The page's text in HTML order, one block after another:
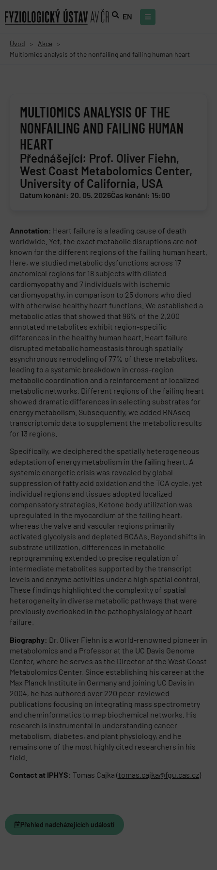
EN
Úvod > Akce >
Multiomics analysis of the nonfailing and failing human heart
MULTIOMICS ANALYSIS OF THE
NONFAILING AND FAILING HUMAN
HEART
Přednášející: Prof. Oliver Fiehn,
West Coast Metabolomics Center,
University of California, USA
Datum konání: 20. 05. 2026Čas konání: 15:00
Annotation: Heart failure is a leading cause of death
worldwide. Yet, the exact metabolic disruptions are not
known for the different regions of the failing human heart.
Here, we studied metabolic dysfunctions across 17
anatomical regions for 18 subjects with dilated
cardiomyopathy and 7 individuals with ischemic
cardiomyopathy, in comparison to 25 donors who died
with otherwise healthy heart functions. We established a
metabolic atlas that showed that 96% of the 2,200
annotated metabolites exhibit region-specific
differences in the healthy human heart. Heart failure
disrupted metabolic homeostasis through spatially
asynchronous remodeling of 77% of these metabolites,
leading to a systemic breakdown in cross-region
metabolic coordination and a reinforcement of localized
metabolic networks. Different regions of the failing heart
showed dramatic differences in selecting substrates for
energy metabolism. Subsequently, we added RNAseq
transcriptomic data to supplement the metabolic results
for 13 regions.
Specifically, we deciphered the spatially heterogeneous
adaptation of energy metabolism in the failing heart. A
systemic energetic crisis was revealed by global
suppression of fatty acid oxidation and the TCA cycle, yet
individual regions and tissues adopted localized
compensatory strategies. Ketone body utilization was
upregulated in the myocardium of the failing heart,
whereas the valve and vascular regions primarily
activated glycolysis and depleted BCAAs. Beyond shifts in
substrate utilization, differences in metabolic
reprogramming extended to precise regulation of
intermediate metabolites supported by the transcript
levels and enzyme activities under a high spatial control.
These findings highlighted the complexity of spatial
heterogeneity in diverse metabolic pathways that were
previously overlooked in the pathophysiology of heart
failure.
Biography: Dr. Oliver Fiehn is a world-renowned pioneer in
metabolomics and a Professor at the UC Davis Genome
Center, where he serves as the Director of the West Coast
Metabolomics Center. Since establishing his career at the
Max Planck Institute in Germany and joining UC Davis in
2004, he has authored over 220 peer-reviewed
publications focusing on integrating mass spectrometry
and cheminformatics to map biochemical networks. His
research is instrumental in understanding cancer
metabolism, diabetes, and plant physiology, and he
remains one of the most highly cited researchers in his
field.
Contact at IPHYS: Tomas Cajka (tomas.cajka@fgu.cas.cz)
Přehled nadcházejících událostí